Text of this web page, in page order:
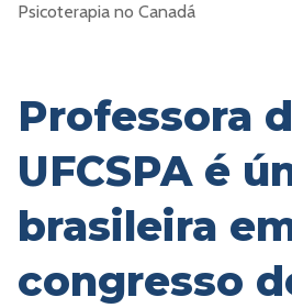
Psicoterapia no Canadá
Professora
UFCSPA é
brasileira
congresso